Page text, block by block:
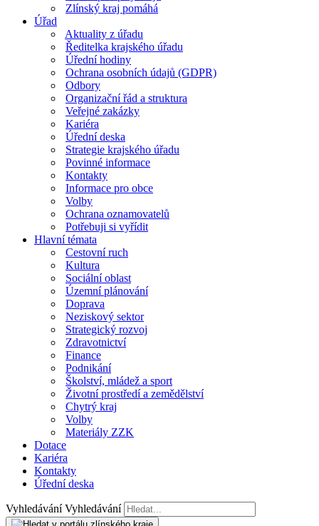
Zlínský kraj pomáhá
Úřad
Aktuality z úřadu
Ředitelka krajského úřadu
Úřední hodiny
Ochrana osobních údajů (GDPR)
Odbory
Organizační řád a struktura
Veřejné zakázky
Kariéra
Úřední deska
Strategie krajského úřadu
Povinné informace
Kontakty
Informace pro obce
Volby
Ochrana oznamovatelů
Potřebuji si vyřídit
Hlavní témata
Cestovní ruch
Kultura
Sociální oblast
Územní plánování
Doprava
Neziskový sektor
Strategický rozvoj
Zdravotnictví
Finance
Podnikání
Školství, mládež a sport
Životní prostředí a zemědělství
Chytrý kraj
Volby
Materiály ZZK
Dotace
Kariéra
Kontakty
Úřední deska
Vyhledávání Vyhledávání